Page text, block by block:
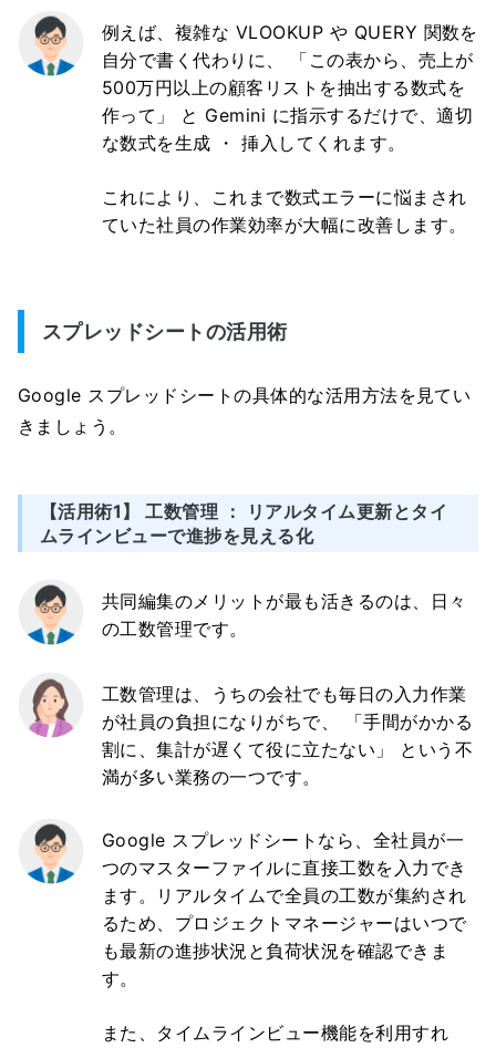
例えば、複雑な VLOOKUP や QUERY 関数を
自分で書く代わりに、 「この表から、売上が
500万円以上の顧客リストを抽出する数式を
作って」 と Gemini に指示するだけで、適切
な数式を生成 ・ 挿入してくれます。
これにより、これまで数式エラーに悩まされ
ていた社員の作業効率が大幅に改善します。
スプレッドシートの活用術
Google スプレッドシートの具体的な活用方法を見てい
きましょう。
【活用術1】 工数管理 ： リアルタイム更新とタイ
ムラインビューで進捗を見える化
共同編集のメリットが最も活きるのは、日々
の工数管理です。
工数管理は、うちの会社でも毎日の入力作業
が社員の負担になりがちで、 「手間がかかる
割に、集計が遅くて役に立たない」 という不
満が多い業務の一つです。
Google スプレッドシートなら、全社員が一
つのマスターファイルに直接工数を入力でき
ます。リアルタイムで全員の工数が集約され
るため、プロジェクトマネージャーはいつで
も最新の進捗状況と負荷状況を確認できま
す。
また、タイムラインビュー機能を利用すれ